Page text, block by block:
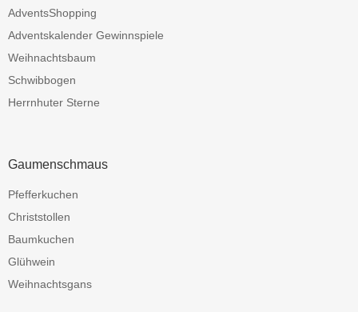
AdventsShopping
Adventskalender Gewinnspiele
Weihnachtsbaum
Schwibbogen
Herrnhuter Sterne
Gaumenschmaus
Pfefferkuchen
Christstollen
Baumkuchen
Glühwein
Weihnachtsgans